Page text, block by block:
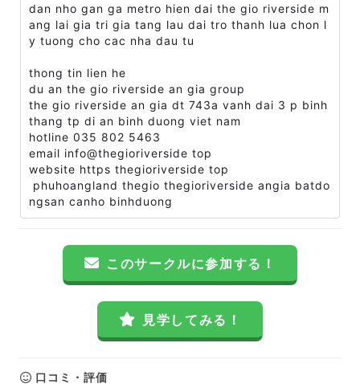
dan nho gan ga metro hien dai the gio riverside m
ang lai gia tri gia tang lau dai tro thanh lua chon l
y tuong cho cac nha dau tu
thong tin lien he
du an the gio riverside an gia group
the gio riverside an gia dt 743a vanh dai 3 p binh
thang tp di an binh duong viet nam
hotline 035 802 5463
email info@thegioriverside top
website https thegioriverside top
phuhoangland thegio thegioriverside angia batdo
ngsan canho binhduong
このサークルに参加する！
見学してみる！
口コミ・評価